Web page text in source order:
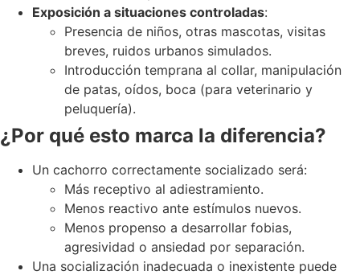
Exposición a situaciones controladas:
Presencia de niños, otras mascotas, visitas
breves, ruidos urbanos simulados.
Introducción temprana al collar, manipulación
de patas, oídos, boca (para veterinario y
peluquería).
¿Por qué esto marca la diferencia?
Un cachorro correctamente socializado será:
Más receptivo al adiestramiento.
Menos reactivo ante estímulos nuevos.
Menos propenso a desarrollar fobias,
agresividad o ansiedad por separación.
Una socialización inadecuada o inexistente puede